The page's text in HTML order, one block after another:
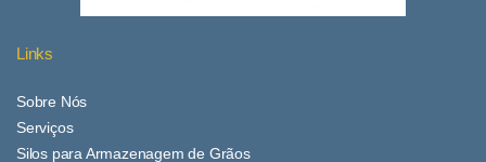
Links
Sobre Nós
Serviços
Silos para Armazenagem de Grãos